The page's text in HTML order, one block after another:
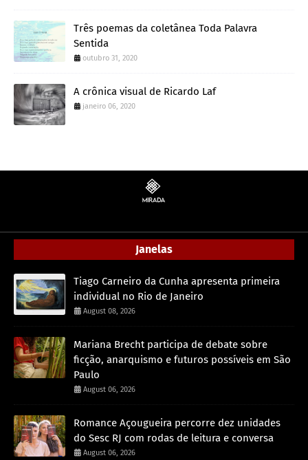
Três poemas da coletânea Toda Palavra
Sentida
outubro 31, 2020
A crônica visual de Ricardo Laf
janeiro 06, 2020
Janelas
Tiago Carneiro da Cunha apresenta primeira
individual no Rio de Janeiro
August 08, 2026
Mariana Brecht participa de debate sobre
ficção, anarquismo e futuros possíveis em São
Paulo
August 06, 2026
Romance Açougueira percorre dez unidades
do Sesc RJ com rodas de leitura e conversa
August 06, 2026